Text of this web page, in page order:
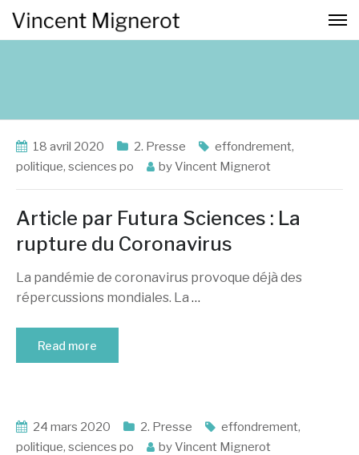
18 avril 2020 2. Presse effondrement,
politique, sciences po byVincent Mignerot
Article par Futura Sciences : La
rupture du Coronavirus
La pandémie de coronavirus provoque déjà des
répercussions mondiales. La …
Read more
24 mars 2020 2. Presse effondrement,
politique, sciences po byVincent Mignerot